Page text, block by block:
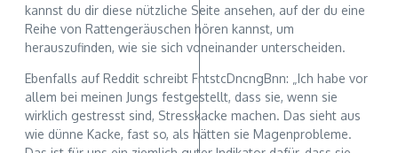
kannst du dir diese nützliche Seite ansehen, auf der du eine
Reihe von Rattengeräuschen hören kannst, um
herauszufinden, wie sie sich voneinander unterscheiden.
Ebenfalls auf Reddit schreibt FntstcDncngBnn: „Ich habe vor
allem bei meinen Jungs festgestellt, dass sie, wenn sie
wirklich gestresst sind, Stresskacke machen. Das sieht aus
wie dünne Kacke, fast so, als hätten sie Magenprobleme.